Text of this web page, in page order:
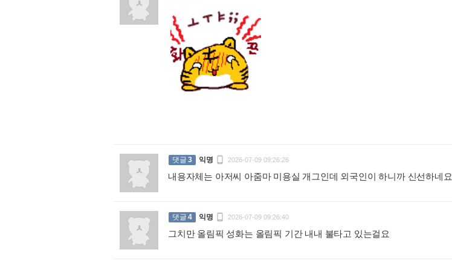
댓글3 익명  2026-07-09 09:26:26
내용자체는 아저씨 아줌마 미용실 개그인데 외국인이 하니까 신선하네요
댓글4 익명  2026-07-09 09:26:40
그치만 올림픽 성화는 올림픽 기간 내내 불타고 있는걸요